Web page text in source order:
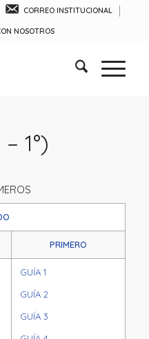
CORREO INSTITUCIONAL
NOSOTROS
1°)
PRIMERO
GUÍA 1
GUÍA 2
GUÍA 3